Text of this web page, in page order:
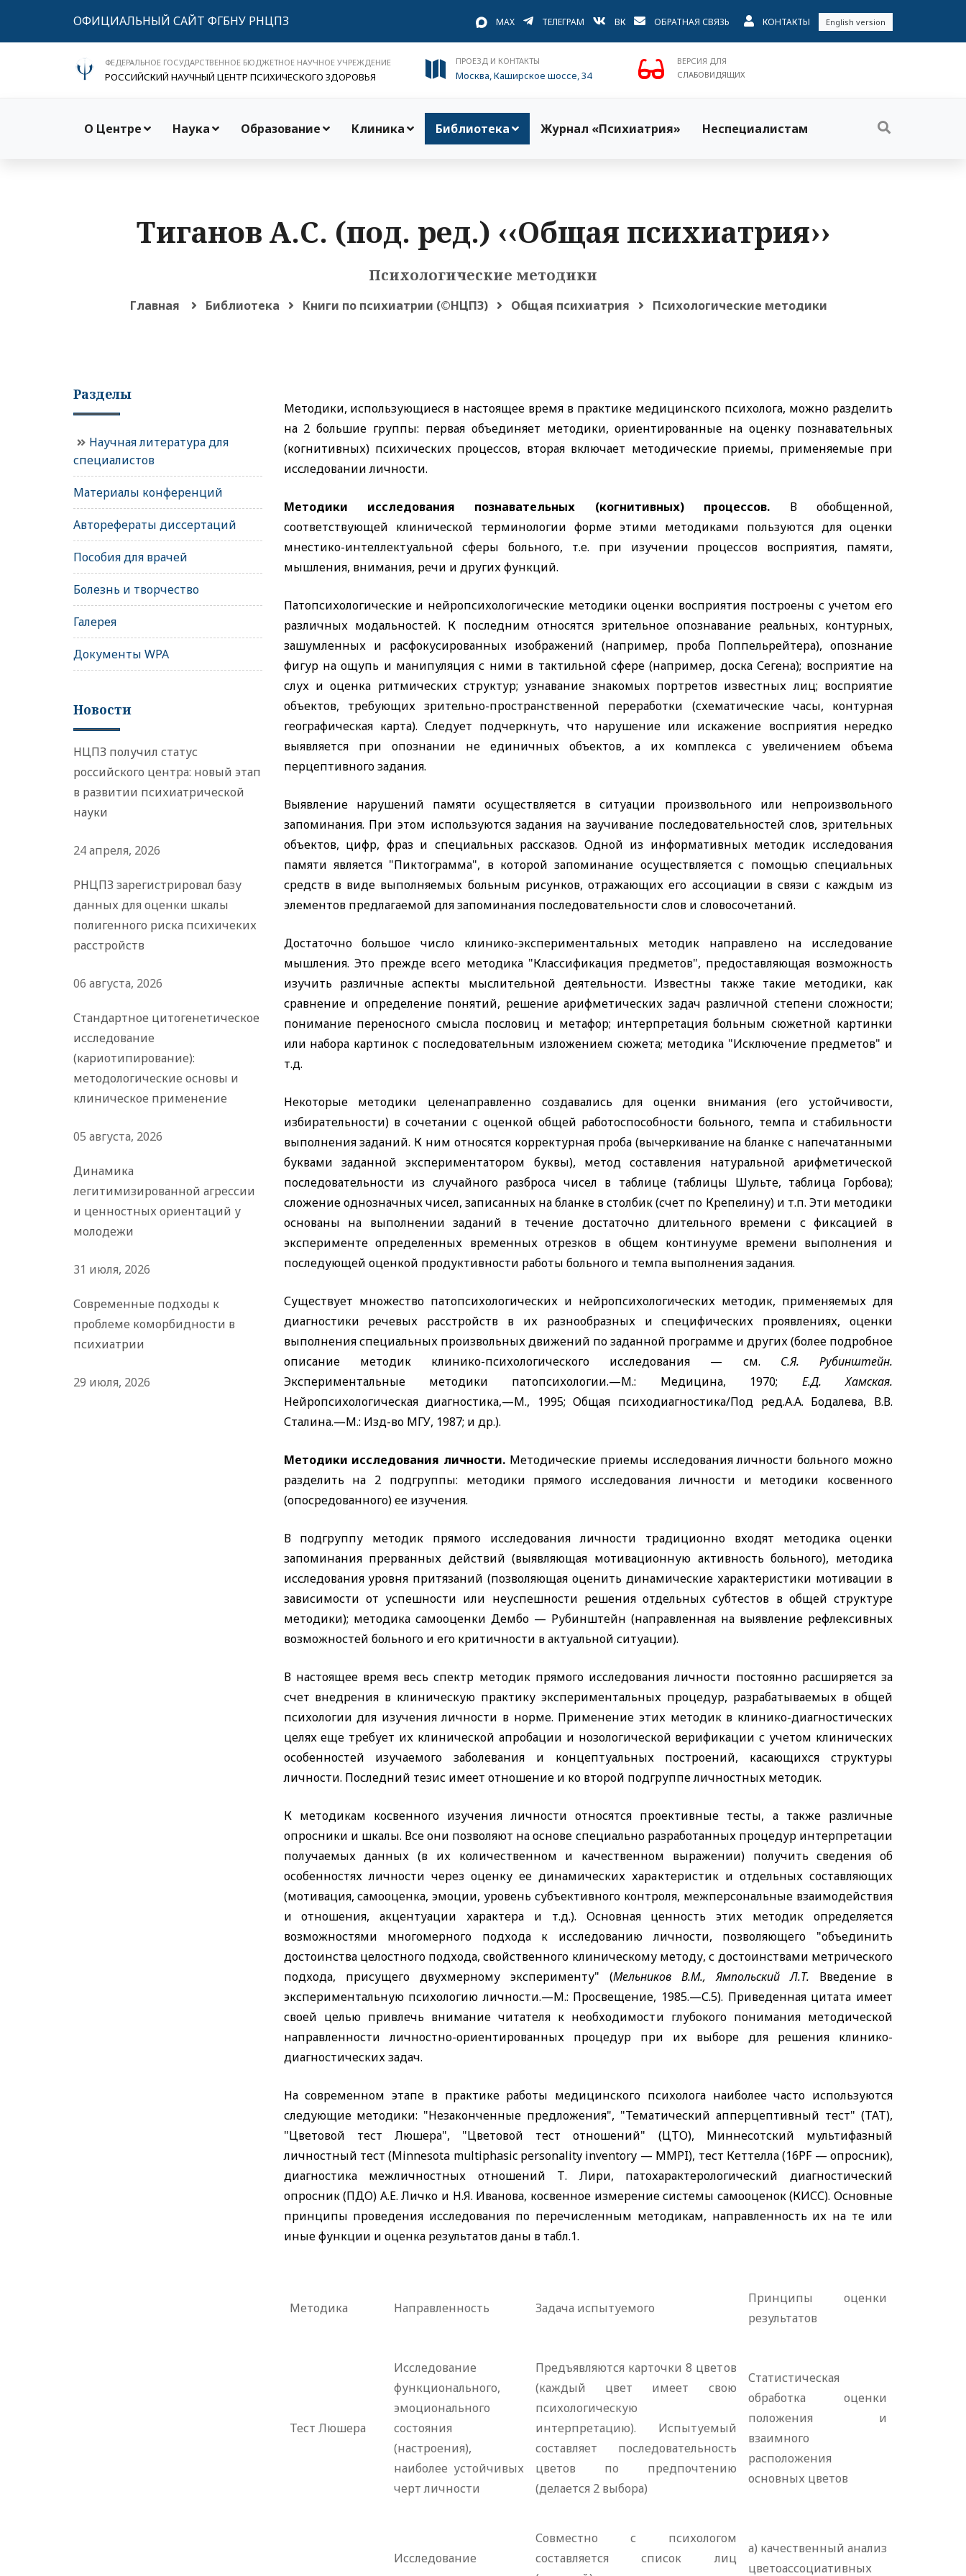
ОФИЦИАЛЬНЫЙ САЙТ ФГБНУ РНЦПЗ MAX ТЕЛЕГРАМ ВК ОБРАТНАЯ СВЯЗЬ КОНТАКТЫ English version
ФЕДЕРАЛЬНОЕ ГОСУДАРСТВЕННОЕ БЮДЖЕТНОЕ НАУЧНОЕ УЧРЕЖДЕНИЕ
РОССИЙСКИЙ НАУЧНЫЙ ЦЕНТР ПСИХИЧЕСКОГО ЗДОРОВЬЯ
ПРОЕЗД И КОНТАКТЫ
Москва, Каширское шоссе, 34
ВЕРСИЯ ДЛЯ
СЛАБОВИДЯЩИХ
О Центре Наука Образование Клиника Библиотека Журнал «Психиатрия» Неспециалистам
Тиганов А.С. (под. ред.) ‹‹Общая психиатрия››
Психологические методики
Главная Библиотека Книги по психиатрии (©НЦПЗ) Общая психиатрия Психологические методики
Методики, использующиеся в настоящее время в практике медицинского психолога, можно разделить
на 2 большие группы: первая объединяет методики, ориентированные на оценку познавательных
(когнитивных) психических процессов, вторая включает методические приемы, применяемые при
исследовании личности.
Методики исследования познавательных (когнитивных) процессов. В обобщенной,
соответствующей клинической терминологии форме этими методиками пользуются для оценки
мнестико-интеллектуальной сферы больного, т.е. при изучении процессов восприятия, памяти,
мышления, внимания, речи и других функций.
Патопсихологические и нейропсихологические методики оценки восприятия построены с учетом его
различных модальностей. К последним относятся зрительное опознавание реальных, контурных,
зашумленных и расфокусированных изображений (например, проба Поппельрейтера), опознание
фигур на ощупь и манипуляция с ними в тактильной сфере (например, доска Сегена); восприятие на
слух и оценка ритмических структур; узнавание знакомых портретов известных лиц; восприятие
объектов, требующих зрительно-пространственной переработки (схематические часы, контурная
географическая карта). Следует подчеркнуть, что нарушение или искажение восприятия нередко
выявляется при опознании не единичных объектов, а их комплекса с увеличением объема
перцептивного задания.
Выявление нарушений памяти осуществляется в ситуации произвольного или непроизвольного
запоминания. При этом используются задания на заучивание последовательностей слов, зрительных
объектов, цифр, фраз и специальных рассказов. Одной из информативных методик исследования
памяти является "Пиктограмма", в которой запоминание осуществляется с помощью специальных
средств в виде выполняемых больным рисунков, отражающих его ассоциации в связи с каждым из
элементов предлагаемой для запоминания последовательности слов и словосочетаний.
Достаточно большое число клинико-экспериментальных методик направлено на исследование
мышления. Это прежде всего методика "Классификация предметов", предоставляющая возможность
изучить различные аспекты мыслительной деятельности. Известны также такие методики, как
сравнение и определение понятий, решение арифметических задач различной степени сложности;
понимание переносного смысла пословиц и метафор; интерпретация больным сюжетной картинки
или набора картинок с последовательным изложением сюжета; методика "Исключение предметов" и
т.д.
Некоторые методики целенаправленно создавались для оценки внимания (его устойчивости,
избирательности) в сочетании с оценкой общей работоспособности больного, темпа и стабильности
выполнения заданий. К ним относятся корректурная проба (вычеркивание на бланке с напечатанными
буквами заданной экспериментатором буквы), метод составления натуральной арифметической
последовательности из случайного разброса чисел в таблице (таблицы Шульте, таблица Горбова);
сложение однозначных чисел, записанных на бланке в столбик (счет по Крепелину) и т.п. Эти методики
основаны на выполнении заданий в течение достаточно длительного времени с фиксацией в
эксперименте определенных временных отрезков в общем континууме времени выполнения и
последующей оценкой продуктивности работы больного и темпа выполнения задания.
Существует множество патопсихологических и нейропсихологических методик, применяемых для
диагностики речевых расстройств в их разнообразных и специфических проявлениях, оценки
выполнения специальных произвольных движений по заданной программе и других (более подробное
описание методик клинико-психологического исследования — см. С.Я. Рубинштейн.
Экспериментальные методики патопсихологии.—М.: Медицина, 1970; Е.Д. Хамская.
Нейропсихологическая диагностика,—М., 1995; Общая психодиагностика/Под ред.А.А. Бодалева, В.В.
Сталина.—М.: Изд-во МГУ, 1987; и др.).
Методики исследования личности. Методические приемы исследования личности больного можно
разделить на 2 подгруппы: методики прямого исследования личности и методики косвенного
(опосредованного) ее изучения.
В подгруппу методик прямого исследования личности традиционно входят методика оценки
запоминания прерванных действий (выявляющая мотивационную активность больного), методика
исследования уровня притязаний (позволяющая оценить динамические характеристики мотивации в
зависимости от успешности или неуспешности решения отдельных субтестов в общей структуре
методики); методика самооценки Дембо — Рубинштейн (направленная на выявление рефлексивных
возможностей больного и его критичности в актуальной ситуации).
В настоящее время весь спектр методик прямого исследования личности постоянно расширяется за
счет внедрения в клиническую практику экспериментальных процедур, разрабатываемых в общей
психологии для изучения личности в норме. Применение этих методик в клинико-диагностических
целях еще требует их клинической апробации и нозологической верификации с учетом клинических
особенностей изучаемого заболевания и концептуальных построений, касающихся структуры
личности. Последний тезис имеет отношение и ко второй подгруппе личностных методик.
К методикам косвенного изучения личности относятся проективные тесты, а также различные
опросники и шкалы. Все они позволяют на основе специально разработанных процедур интерпретации
получаемых данных (в их количественном и качественном выражении) получить сведения об
особенностях личности через оценку ее динамических характеристик и отдельных составляющих
(мотивация, самооценка, эмоции, уровень субъективного контроля, межперсональные взаимодействия
и отношения, акцентуации характера и т.д.). Основная ценность этих методик определяется
возможностями многомерного подхода к исследованию личности, позволяющего "объединить
достоинства целостного подхода, свойственного клиническому методу, с достоинствами метрического
подхода, присущего двухмерному эксперименту" (Мельников В.М., Ямпольский Л.Т. Введение в
экспериментальную психологию личности.—М.: Просвещение, 1985.—С.5). Приведенная цитата имеет
своей целью привлечь внимание читателя к необходимости глубокого понимания методической
направленности личностно-ориентированных процедур при их выборе для решения клинико-
диагностических задач.
На современном этапе в практике работы медицинского психолога наиболее часто используются
следующие методики: "Незаконченные предложения", "Тематический апперцептивный тест" (ТАТ),
"Цветовой тест Люшера", "Цветовой тест отношений" (ЦТО), Миннесотский мультифазный
личностный тест (Minnesota multiphasic personality inventory — MMPI), тест Кеттелла (16PF— опросник),
диагностика межличностных отношений Т. Лири, патохарактерологический диагностический
опросник (ПДО) А.Е. Личко и Н.Я. Иванова, косвенное измерение системы самооценок (КИСС). Основные
принципы проведения исследования по перечисленным методикам, направленность их на те или
иные функции и оценка результатов даны в табл.1.
Методика Направленность Задача испытуемого
Принципы оценки
результатов
Тест Люшера
Исследование
функционального,
эмоционального
состояния
(настроения),
наиболее устойчивых
черт личности
Предъявляются карточки 8 цветов
(каждый цвет имеет свою
психологическую
интерпретацию). Испытуемый
составляет последовательность
цветов по предпочтению
(делается 2 выбора)
Статистическая
обработка оценки
положения и
взаимного
расположения
основных цветов
Исследование
Совместно с психологом
составляется список лиц
а) качественный анализ
цветоассоциативных
Разделы
Научная литература для
специалистов
Материалы конференций
Авторефераты диссертаций
Пособия для врачей
Болезнь и творчество
Галерея
Документы WPA
Новости
НЦПЗ получил статус
российского центра: новый этап
в развитии психиатрической
науки
24 апреля, 2026
РНЦПЗ зарегистрировал базу
данных для оценки шкалы
полигенного риска психичеких
расстройств
06 августа, 2026
Стандартное цитогенетическое
исследование
(кариотипирование):
методологические основы и
клиническое применение
05 августа, 2026
Динамика
легитимизированной агрессии
и ценностных ориентаций у
молодежи
31 июля, 2026
Современные подходы к
проблеме коморбидности в
психиатрии
29 июля, 2026